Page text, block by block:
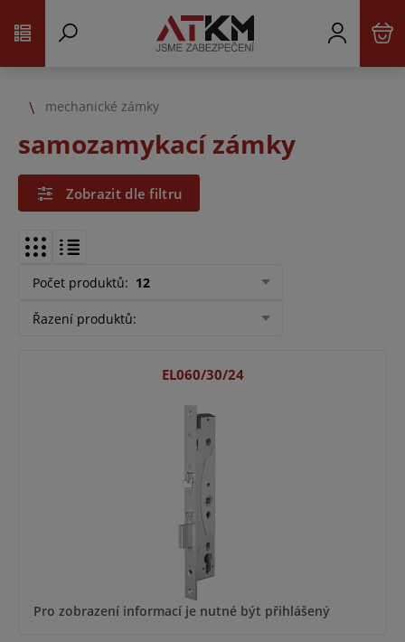
mechanické zámky
samozamykací zámky
Zobrazit dle filtru
Počet produktů: 12
Řazení produktů:
EL060/30/24
Pro zobrazení informací je nutné být přihlášený